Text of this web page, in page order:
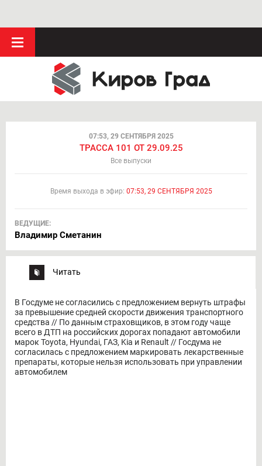
07:53, 29 СЕНТЯБРЯ 2025
ТРАССА 101 ОТ 29.09.25
Все выпуски
Время выхода в эфир: 07:53, 29 СЕНТЯБРЯ 2025
ВЕДУЩИЕ:
Владимир Сметанин
Читать
В Госдуме не согласились с предложением вернуть штрафы
за превышение средней скорости движения транспортного
средства // По данным страховщиков, в этом году чаще
всего в ДТП на российских дорогах попадают автомобили
марок Toyota, Hyundai, ГАЗ, Kia и Renault // Госдума не
согласилась с предложением маркировать лекарственные
препараты, которые нельзя использовать при управлении
автомобилем